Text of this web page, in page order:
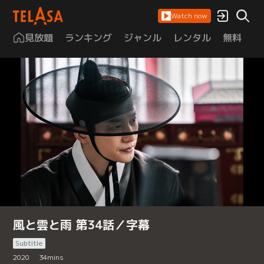
Watch now
見放題 ランキング ジャンル レンタル 無料
風と雲と雨 第34話／字幕
Subtitle
2020
34mins